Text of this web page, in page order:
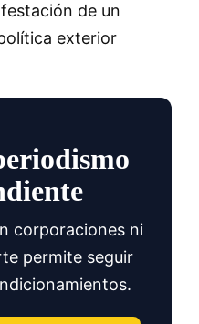
de un
exterior
corporaciones ni
permite seguir